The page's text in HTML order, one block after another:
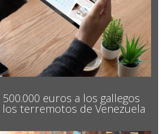
euros a los gallegos
terremotos de Venezuela